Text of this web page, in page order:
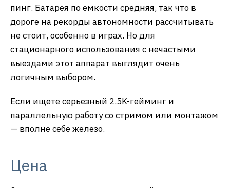
пинг. Батарея по емкости средняя, так что в
дороге на рекорды автономности рассчитывать
не стоит, особенно в играх. Но для
стационарного использования с нечастыми
выездами этот аппарат выглядит очень
логичным выбором.
Если ищете серьезный 2.5K-гейминг и
параллельную работу со стримом или монтажом
— вполне себе железо.
Цена